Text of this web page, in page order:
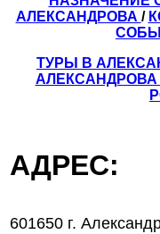
АЛЕКСАНДРОВА /
ТУРЫ В
АЛЕКСАНДРОВА
601650 г.